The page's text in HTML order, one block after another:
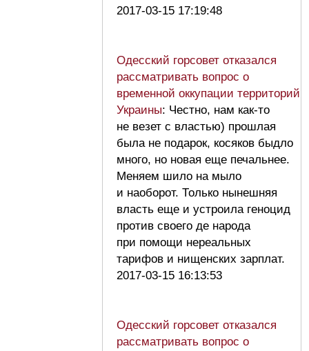
2017-03-15 17:19:48
Одесский горсовет отказался
рассматривать вопрос о
временной оккупации территорий
Украины: Честно, нам как-то
не везет с властью) прошлая
была не подарок, косяков быдло
много, но новая еще печальнее.
Меняем шило на мыло
и наоборот. Только нынешняя
власть еще и устроила геноцид
против своего де народа
при помощи нереальных
тарифов и нищенских зарплат.
2017-03-15 16:13:53
Одесский горсовет отказался
рассматривать вопрос о